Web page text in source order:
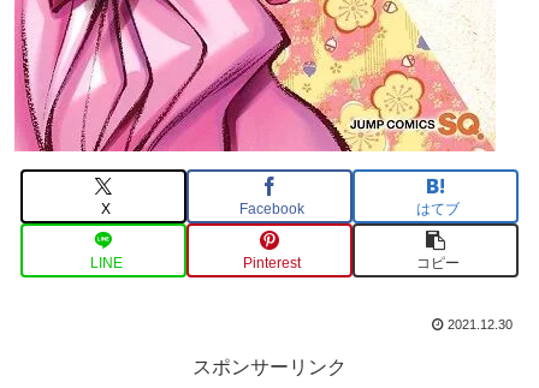
X Facebook はてブ
LINE Pinterest コピー
2021.12.30
スポンサーリンク